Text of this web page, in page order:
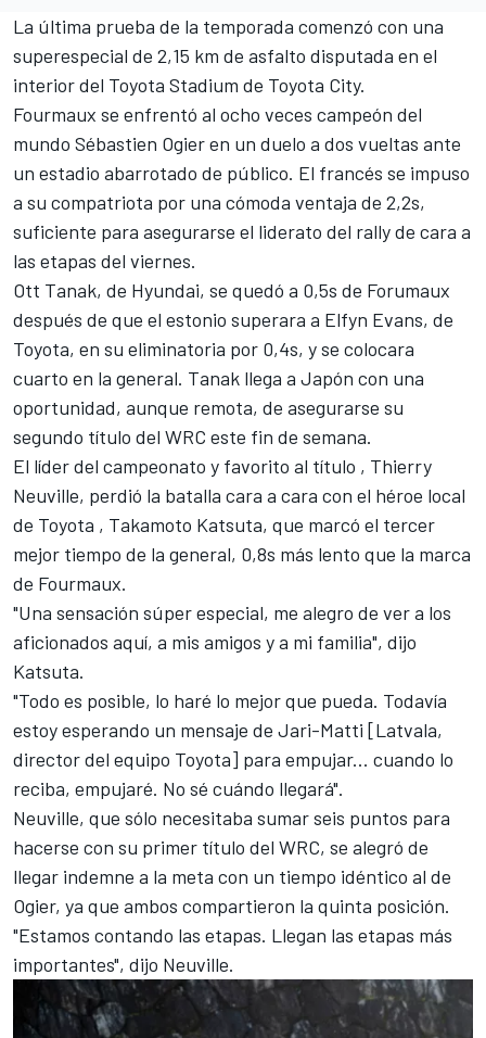
La última prueba de la temporada comenzó con una
superespecial de 2,15 km de asfalto disputada en el
interior del Toyota Stadium de Toyota City.
Fourmaux se enfrentó al ocho veces campeón del
mundo Sébastien Ogieren un duelo a dos vueltas ante
un estadio abarrotado de público. El francés se impuso
a su compatriota por una cómoda ventaja de 2,2s,
suficiente para asegurarse el liderato del rally de cara a
las etapas del viernes.
Ott Tanak, de Hyundai, se quedó a 0,5s de Forumaux
después de que el estonio superara a Elfyn Evans, de
Toyota, en su eliminatoria por 0,4s, y se colocara
cuarto en la general. Tanak llega a Japón con una
oportunidad, aunque remota, de asegurarse su
segundo título del WRC este fin de semana.
El líder del campeonato y favorito al título , Thierry
Neuville, perdió la batalla cara a cara con el héroe local
de Toyota , Takamoto Katsuta, que marcó el tercer
mejor tiempo de la general, 0,8s más lento que la marca
de Fourmaux.
"Una sensación súper especial, me alegro de ver a los
aficionados aquí, a mis amigos y a mi familia", dijo
Katsuta.
"Todo es posible, lo haré lo mejor que pueda. Todavía
estoy esperando un mensaje de Jari-Matti [Latvala,
director del equipo Toyota] para empujar... cuando lo
reciba, empujaré. No sé cuándo llegará".
Neuville, que sólo necesitaba sumar seis puntos para
hacerse con su primer título del WRC, se alegró de
llegar indemne a la meta con un tiempo idéntico al de
Ogier, ya que ambos compartieron la quinta posición.
"Estamos contando las etapas. Llegan las etapas más
importantes", dijo Neuville.